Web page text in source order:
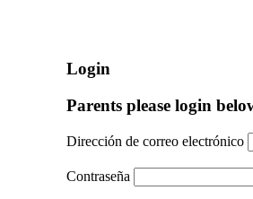
Login
Parents please login
Dirección de correo electrónico
Contraseña